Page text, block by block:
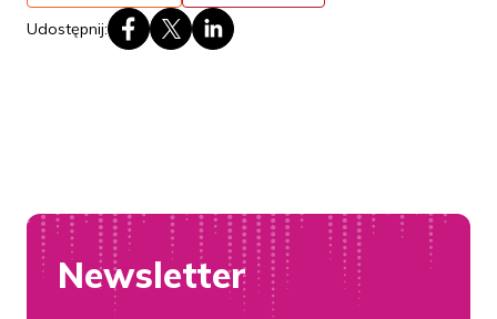
Udostępnij:
Newsletter